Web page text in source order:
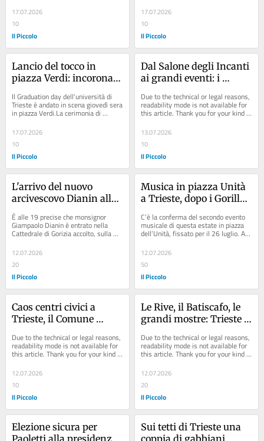
17.07.2026
10
Il Piccolo
17.07.2026
10
Il Piccolo
Lancio del tocco in
piazza Verdi: incoronati
Il Graduation day dell'università di
Trieste è andato in scena giovedì sera
in piazza Verdi.La cerimonia di
proclamazione ufficiale dei 187...
17.07.2026
10
Il Piccolo
Dal Salone degli Incanti
ai grandi eventi: i
eredità dall’assessore
Rossi per Trieste
Due to the technical or legal reasons,
readability mode is not available for
this article. Thank you for your kind
13.07.2026
10
Il Piccolo
L'arrivo del nuovo
arcivescovo Dianin alla
saluto interforze
È alle 19 precise che monsignor
Giampaolo Dianin è entrato nella
Cattedrale di Gorizia accolto, sulla
porta della chiesa, dal sindaco
Rodolfo...
12.07.2026
20
Il Piccolo
Musica in piazza Unità
a Trieste, dopo i Gorillaz
C’è la conferma del secondo evento
musicale di questa estate in piazza
dell’Unità, fissato per il 26 luglio. A
far scatenare il pubblico quella...
12.07.2026
50
Il Piccolo
Caos centri civici a
Trieste, il Comune
"volontari": scoppia la
rivolta della Uil
Due to the technical or legal reasons,
readability mode is not available for
this article. Thank you for your kind
12.07.2026
10
Il Piccolo
Le Rive, il Batiscafo, le
grandi mostre: Trieste
Rossi, assessore
visionario
Due to the technical or legal reasons,
readability mode is not available for
this article. Thank you for your kind
12.07.2026
20
Il Piccolo
Elezione sicura per
Sui tetti di Trieste una